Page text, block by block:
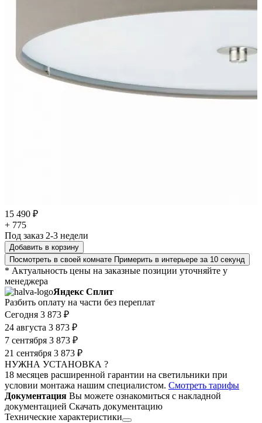
15 490 ₽
+ 775
Под заказ 2-3 недели
Добавить в корзину
Посмотреть в своей комнате Примерить в интерьере за 10 секунд
* Актуальность цены на заказные позиции уточняйте у
менеджера
Яндекс Сплит
Разбить оплату на части без переплат
Сегодня 3 873 ₽
24 августа 3 873 ₽
7 сентября 3 873 ₽
21 сентября 3 873 ₽
НУЖНА УСТАНОВКА ?
18 месяцев расширенной гарантии на светильники при
условии монтажа нашим специалистом. Смотреть тарифы
Документация Вы можете ознакомиться с накладной
документацией Скачать документацию
Технические характеристики